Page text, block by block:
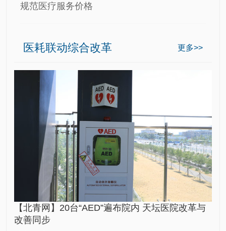
规范医疗服务价格
更多>>
医耗联动综合改革
【北青网】20台“AED”遍布院内 天坛医院改革与
改善同步